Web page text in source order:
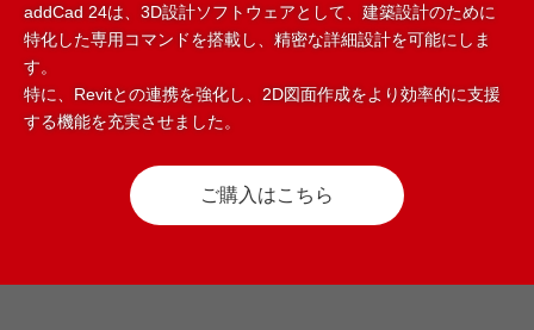
addCad 24は、3D設計ソフトウェアとして、建築設計のために
特化した専用コマンドを搭載し、精密な詳細設計を可能にしま
す。
特に、Revitとの連携を強化し、2D図面作成をより効率的に支援
する機能を充実させました。
ご購入はこちら